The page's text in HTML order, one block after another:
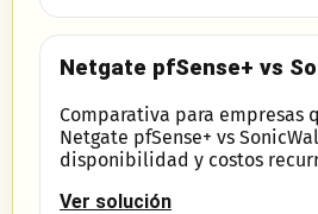
Netgate pfSense+ vs
Comparativa para empresas
Netgate pfSense+ vs
disponibilidad y costos
Ver solución